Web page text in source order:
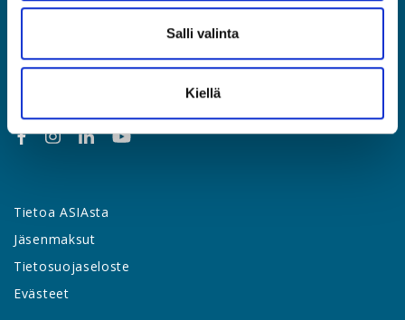
Salli valinta
Kiellä
Palvelut & edut
Yhteystiedot
Tietoa ASIAsta
Jäsenmaksut
Tietosuojaseloste
Evästeet